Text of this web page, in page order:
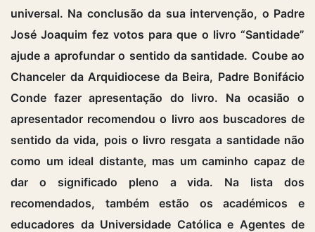
universal. Na conclusão da sua intervenção, o Padre
José Joaquim fez votos para que o livro “Santidade”
ajude a aprofundar o sentido da santidade. Coube ao
Chanceler da Arquidiocese da Beira, Padre Bonifácio
Conde fazer apresentação do livro. Na ocasião o
apresentador recomendou o livro aos buscadores de
sentido da vida, pois o livro resgata a santidade não
como um ideal distante, mas um caminho capaz de
dar o significado pleno a vida. Na lista dos
recomendados, também estão os académicos e
educadores da Universidade Católica e Agentes de